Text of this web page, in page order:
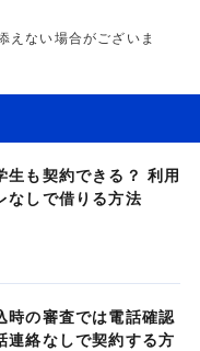
えない場合がございま
生も契約できる？ 利用
なしで借りる方法
時の審査では電話確認
連絡なしで契約する方